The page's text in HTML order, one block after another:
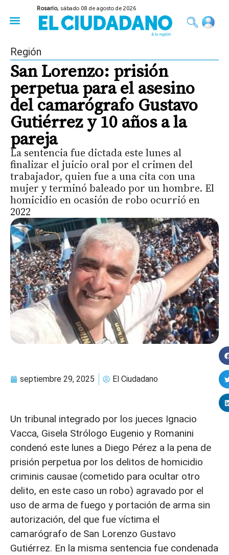
Rosario, sábado 08 de agosto de 2026
Región
San Lorenzo: prisión
perpetua para el asesino
del camarógrafo Gustavo
Gutiérrez y 10 años a la
pareja
La sentencia fue dictada este lunes al
finalizar el juicio oral por el crimen del
trabajador, quien fue a una cita con una
mujer y terminó baleado por un hombre. El
homicidio en ocasión de robo ocurrió en
2022
septiembre 29, 2025 El Ciudadano
Un tribunal integrado por los jueces Ignacio
Vacca, Gisela Strólogo Eugenio y Romanini
condenó este lunes a Diego Pérez a la pena de
prisión perpetua por los delitos de homicidio
criminis causae (cometido para ocultar otro
delito, en este caso un robo) agravado por el
uso de arma de fuego y portación de arma sin
autorización, del que fue víctima el
camarógrafo de San Lorenzo Gustavo
Gutiérrez. En la misma sentencia fue condenada